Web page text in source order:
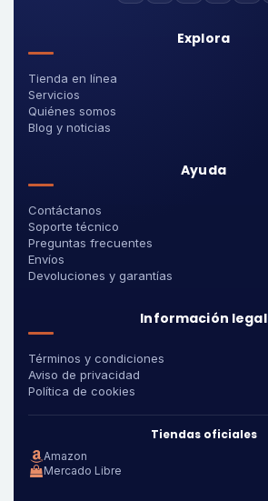
Explora
Tienda en línea
Servicios
Quiénes somos
Blog y noticias
Ayuda
Contáctanos
Soporte técnico
Preguntas frecuentes
Envíos
Devoluciones y garantías
Información legal
Términos y condiciones
Aviso de privacidad
Política de cookies
Tiendas oficiales
Amazon
Mercado Libre